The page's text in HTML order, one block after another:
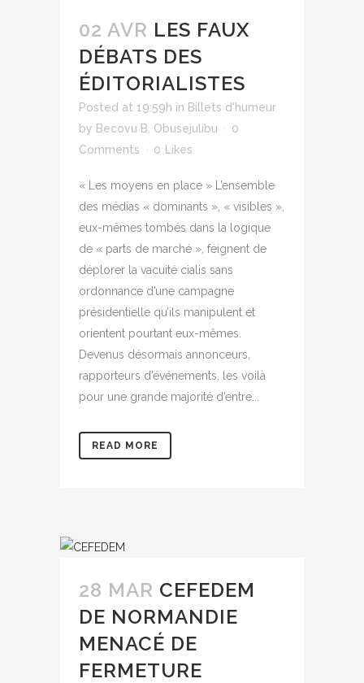
02 AVR LES FAUX
DÉBATS DES
ÉDITORIALISTES
Posted at 19:59h in Billets d'humeur
by Becovu B. Obusejulibu
0
Comments
0 Likes
« Les moyens en place » L’ensemble
des médias « dominants », « visibles »,
eux-mêmes tombés dans la logique
de « parts de marché », feignent de
déplorer la vacuité cialis sans
ordonnance d’une campagne
présidentielle qu’ils manipulent et
orientent pourtant eux-mêmes.
Devenus désormais annonceurs,
rapporteurs d’événements, les voilà
pour une grande majorité d’entre...
READ MORE
28 MAR CEFEDEM
DE NORMANDIE
MENACÉ DE
FERMETURE